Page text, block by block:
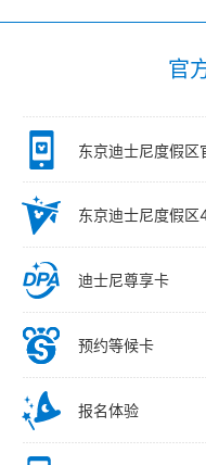
官
东京迪士尼度假区
东京迪士尼度假
迪士尼尊享卡
预约等候卡
报名体验